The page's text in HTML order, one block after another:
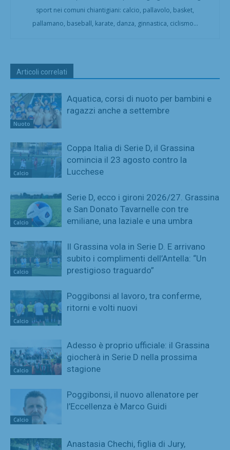
sport nei comuni chiantigiani: calcio, pallavolo, basket,
pallamano, baseball, karate, danza, ginnastica, ciclismo...
Articoli correlati
Nuoto
Aquatica, corsi di nuoto per bambini e
ragazzi anche a settembre
Calcio
Coppa Italia di Serie D, il Grassina
comincia il 23 agosto contro la
Lucchese
Calcio
Serie D, ecco i gironi 2026/27. Grassina
e San Donato Tavarnelle con tre
emiliane, una laziale e una umbra
Calcio
Il Grassina vola in Serie D. E arrivano
subito i complimenti dell’Antella: “Un
prestigioso traguardo”
Calcio
Poggibonsi al lavoro, tra conferme,
ritorni e volti nuovi
Calcio
Adesso è proprio ufficiale: il Grassina
giocherà in Serie D nella prossima
stagione
Calcio
Poggibonsi, il nuovo allenatore per
l’Eccellenza è Marco Guidi
Anastasia Chechi, figlia di Jury,